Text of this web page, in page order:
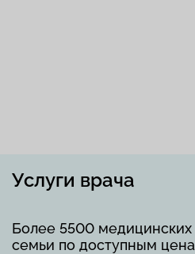
Услуги врача
Более 5500 медицинских
семьи по доступным